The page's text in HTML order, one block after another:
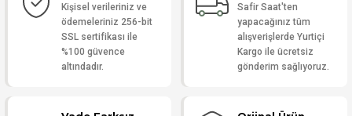
Kişisel verileriniz ve
ödemeleriniz 256-bit
SSL sertifikası ile
%100 güvence
altındadır.
Safir Saat'ten
yapacağınız tüm
alışverişlerde Yurtiçi
Kargo ile ücretsiz
gönderim sağlıyoruz.